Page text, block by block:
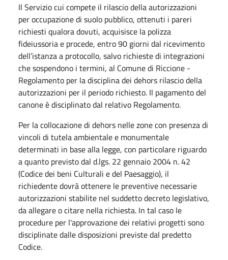
Il Servizio cui compete il rilascio della autorizzazioni
per occupazione di suolo pubblico, ottenuti i pareri
richiesti qualora dovuti, acquisisce la polizza
fideiussoria e procede, entro 90 giorni dal ricevimento
dell’istanza a protocollo, salvo richieste di integrazioni
che sospendono i termini, al Comune di Riccione -
Regolamento per la disciplina dei dehors rilascio della
autorizzazioni per il periodo richiesto. Il pagamento del
canone è disciplinato dal relativo Regolamento.
Per la collocazione di dehors nelle zone con presenza di
vincoli di tutela ambientale e monumentale
determinati in base alla legge, con particolare riguardo
a quanto previsto dal d.lgs. 22 gennaio 2004 n. 42
(Codice dei beni Culturali e del Paesaggio), il
richiedente dovrà ottenere le preventive necessarie
autorizzazioni stabilite nel suddetto decreto legislativo,
da allegare o citare nella richiesta. In tal caso le
procedure per l'approvazione dei relativi progetti sono
disciplinate dalle disposizioni previste dal predetto
Codice.